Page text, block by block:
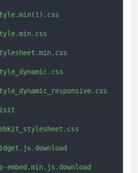
embed.min.js.download